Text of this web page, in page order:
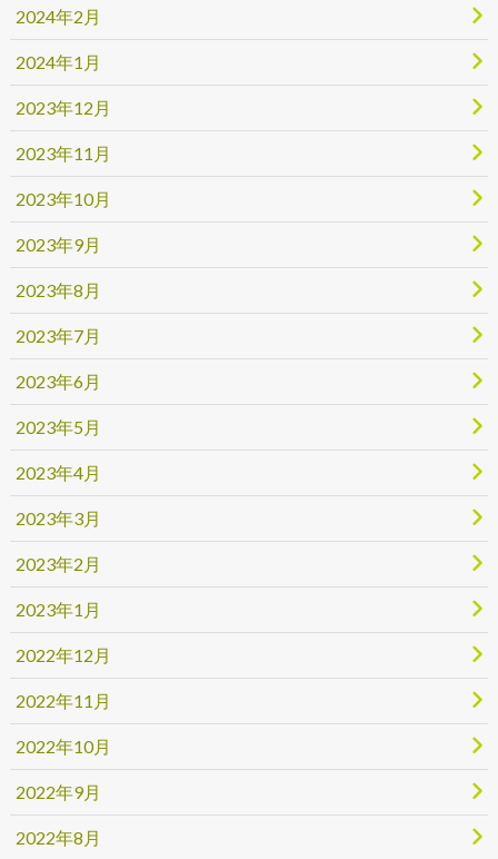
2024年2月
2024年1月
2023年12月
2023年11月
2023年10月
2023年9月
2023年8月
2023年7月
2023年6月
2023年5月
2023年4月
2023年3月
2023年2月
2023年1月
2022年12月
2022年11月
2022年10月
2022年9月
2022年8月